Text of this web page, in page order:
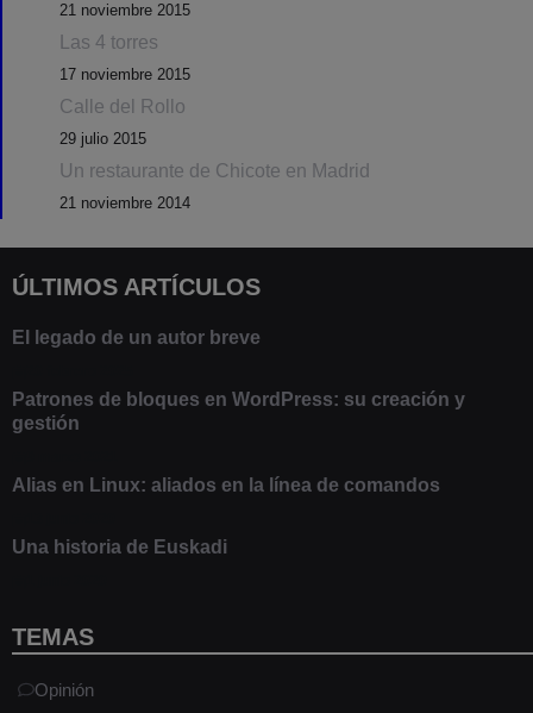
21 noviembre 2015
Las 4 torres
17 noviembre 2015
Calle del Rollo
29 julio 2015
Un restaurante de Chicote en Madrid
21 noviembre 2014
ÚLTIMOS ARTÍCULOS
El legado de un autor breve
Patrones de bloques en WordPress: su creación y
gestión
Alias en Linux: aliados en la línea de comandos
Una historia de Euskadi
TEMAS
Opinión